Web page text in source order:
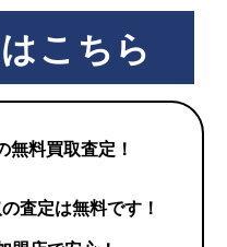
こちら
無料買取査定！
査定は無料です！